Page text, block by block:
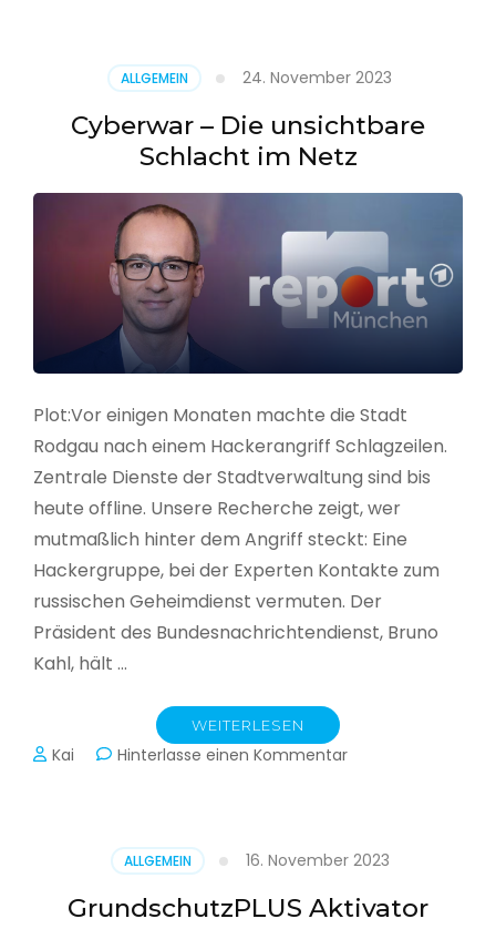
ALLGEMEIN 24. November 2023
Cyberwar – Die unsichtbare
Schlacht im Netz
Plot:Vor einigen Monaten machte die Stadt
Rodgau nach einem Hackerangriff Schlagzeilen.
Zentrale Dienste der Stadtverwaltung sind bis
heute offline. Unsere Recherche zeigt, wer
mutmaßlich hinter dem Angriff steckt: Eine
Hackergruppe, bei der Experten Kontakte zum
russischen Geheimdienst vermuten. Der
Präsident des Bundesnachrichtendienst, Bruno
Kahl, hält …
WEITERLESEN
Kai Hinterlasse einen Kommentarzu
Schlacht
im
Netz
ALLGEMEIN 16. November 2023
GrundschutzPLUS Aktivator